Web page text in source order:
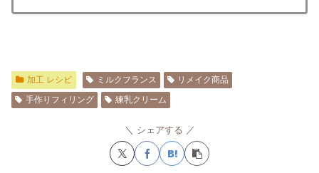
加工 レシピ ミルクフランス
リメイク商品
手作りフィリング
練乳クリーム
シェアする